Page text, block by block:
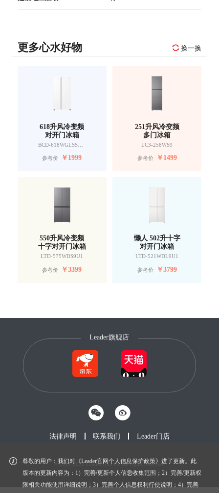
更多心水好物 换一换
618升风冷变频
对开门冰箱
BCD-618WGLSSEDW9
参考价 ￥1999
251升风冷变频
多门冰箱
LC3-258WS9
参考价 ￥1499
550升风冷变频
十字对开门冰箱
LTD-575WDS9U1
参考价 ￥3399
懒人 502升十字
对开门冰箱
LTD-521WDL9U1
参考价 ￥3799
尊敬的用户：我们对《Leader官网个人信息保护政策》进了更新。此
版本的更新内容为：1）完善/更新个人信息收集范围；2）完善/更新权
限相关功能使用详细说明；3）完善个人信息权利行使说明；4）完善
Leader旗舰店
法律声明 联系我们 Leader门店
© 2012-2026 Leader.com.cn. All rights reserved.
鲁ICP备20027604号-1